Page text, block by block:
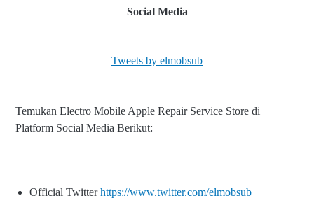
Social Media
Tweets by elmobsub
Temukan Electro Mobile Apple Repair Service Store di
Platform Social Media Berikut:
Official Twitterhttps://www.twitter.com/elmobsub